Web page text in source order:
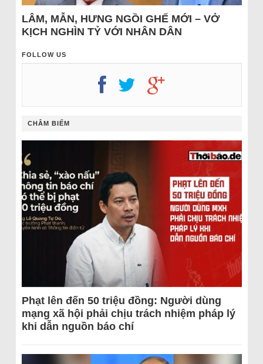
LÂM, MẪN, HƯNG NGỒI GHẾ MỚI – VỞ
KỊCH NGHÌN TỶ VỚI NHÂN DÂN
FOLLOW US
CHÂM BIẾM
Phạt lên đến 50 triệu đồng: Người dùng
mạng xã hội phải chịu trách nhiệm pháp lý
khi dẫn nguồn báo chí